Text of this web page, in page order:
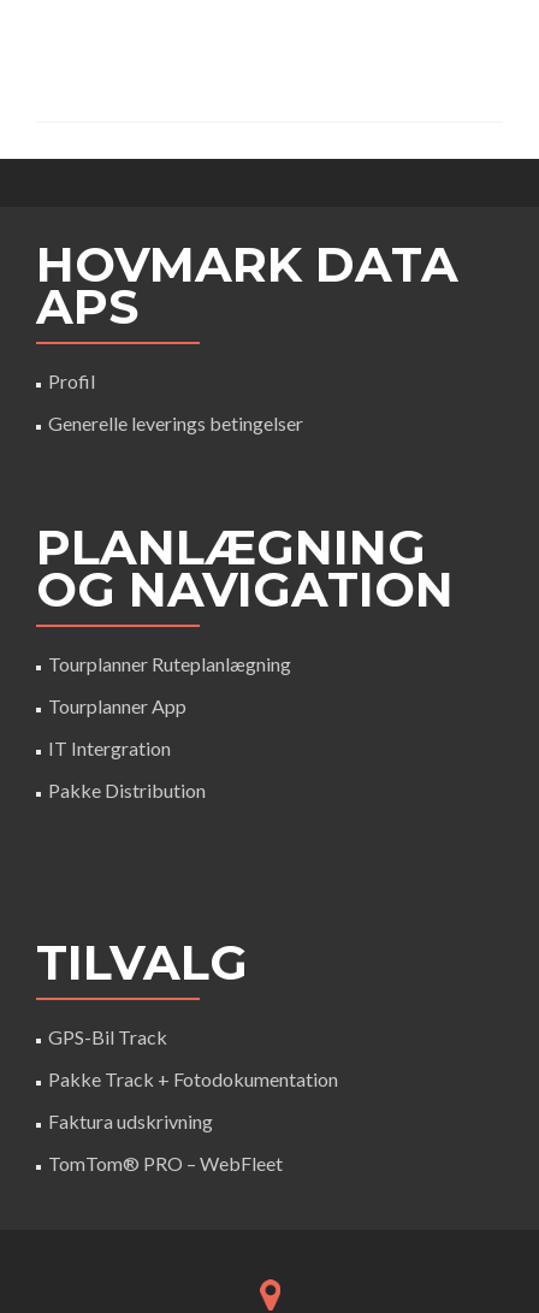
HOVMARK DATA
APS
Profil
Generelle leverings betingelser
PLANLÆGNING
OG NAVIGATION
Tourplanner Ruteplanlægning
Tourplanner App
IT Intergration
Pakke Distribution
TILVALG
GPS-Bil Track
Pakke Track + Fotodokumentation
Faktura udskrivning
TomTom® PRO – WebFleet